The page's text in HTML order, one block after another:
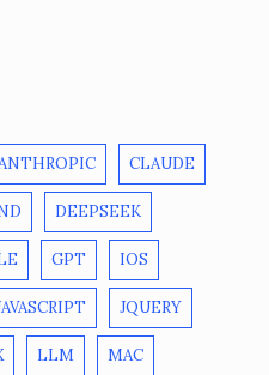
CLAUDE
DEEPSEEK
GPT IOS
JQUERY
LLM MAC